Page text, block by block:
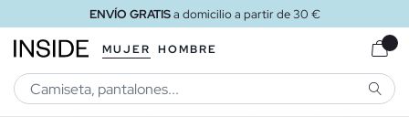
ENVÍO GRATISa domicilio a partir de 30 €
MUJER HOMBRE